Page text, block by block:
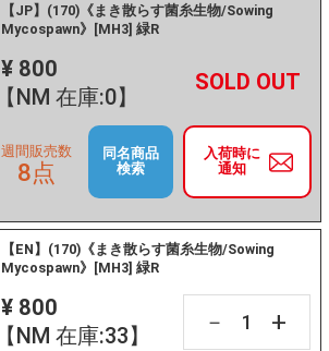
【JP】(170)《まき散らす菌糸生物/Sowing
Mycospawn》[MH3] 緑R
¥ 800
【NM 在庫:0】
－ +
入荷時に
通知
週間販売数
8点
同名商品
検索
【EN】(170)《まき散らす菌糸生物/Sowing
Mycospawn》[MH3] 緑R
¥ 800
【NM 在庫:33】
－ +